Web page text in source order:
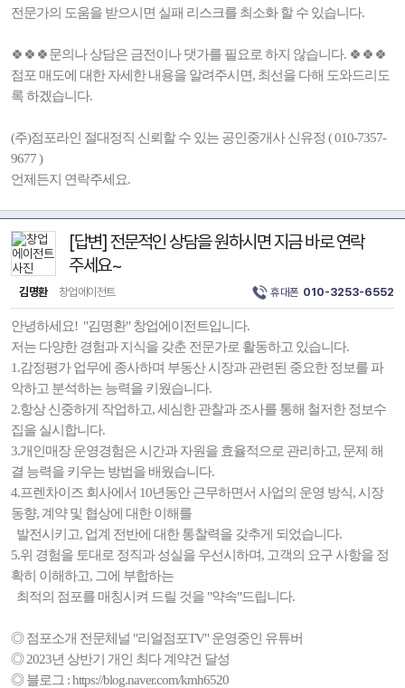
전문가의 도움을 받으시면 실패 리스크를 최소화 할 수 있습니다.
🍀🍀🍀문의나 상담은 금전이나 댓가를 필요로 하지 않습니다. 🍀🍀🍀
점포 매도에 대한 자세한 내용을 알려주시면, 최선을 다해 도와드리도
록 하겠습니다.
(주)점포라인 절대정직 신뢰할 수 있는 공인중개사 신유정 ( 010-7357-
9677 )
언제든지 연락주세요.
[답변] 전문적인 상담을 원하시면 지금 바로 연락
주세요~
김명환 창업에이전트 휴대폰 010-3253-6552
안녕하세요! "김명환" 창업에이전트입니다.
저는 다양한 경험과 지식을 갖춘 전문가로 활동하고 있습니다.
1.감정평가 업무에 종사하며 부동산 시장과 관련된 중요한 정보를 파
악하고 분석하는 능력을 키웠습니다.
2.항상 신중하게 작업하고, 세심한 관찰과 조사를 통해 철저한 정보수
집을 실시합니다.
3.개인매장 운영경험은 시간과 자원을 효율적으로 관리하고, 문제 해
결 능력을 키우는 방법을 배웠습니다.
4.프렌차이즈 회사에서 10년동안 근무하면서 사업의 운영 방식, 시장
동향, 계약 및 협상에 대한 이해를
발전시키고, 업계 전반에 대한 통찰력을 갖추게 되었습니다.
5.위 경험을 토대로 정직과 성실을 우선시하며, 고객의 요구 사항을 정
확히 이해하고, 그에 부합하는
최적의 점포를 매칭시켜 드릴 것을 "약속"드립니다.
◎ 점포소개 전문체널 "리얼점포TV" 운영중인 유튜버
◎ 2023년 상반기 개인 최다 계약건 달성
◎ 블로그 : https://blog.naver.com/kmh6520